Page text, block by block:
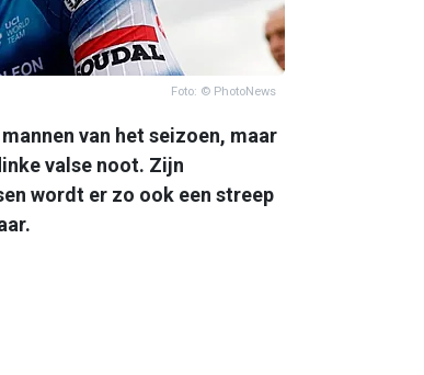
Foto: © PhotoNews
van het seizoen, maar
valse noot. Zijn
wordt er zo ook een streep